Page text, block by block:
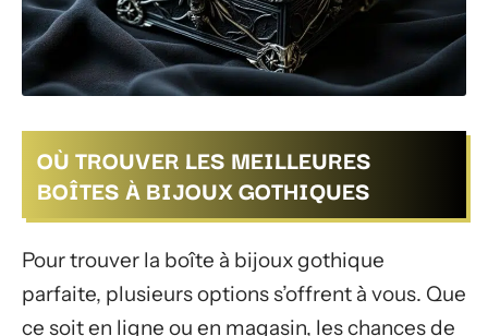
OÙ TROUVER LES MEILLEURES
BOÎTES À BIJOUX GOTHIQUES
Pour trouver la boîte à bijoux gothique
parfaite, plusieurs options s’offrent à vous. Que
ce soit en ligne ou en magasin, les chances de